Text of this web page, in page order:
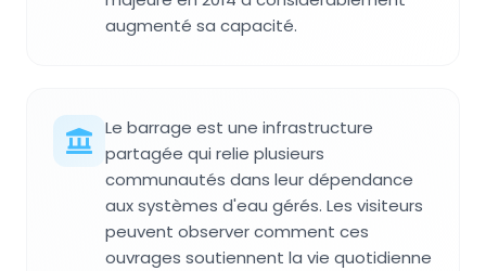
augmenté sa capacité.
Le barrage est une infrastructure
partagée qui relie plusieurs
communautés dans leur dépendance
aux systèmes d'eau gérés. Les visiteurs
peuvent observer comment ces
ouvrages soutiennent la vie quotidienne